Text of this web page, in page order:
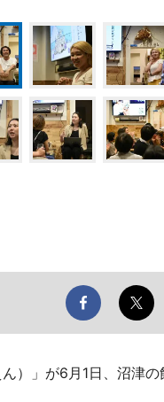
）」が6月1日、沼津